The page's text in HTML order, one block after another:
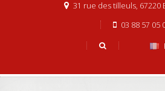
31 rue des tilleuls, 67220
03 88 57 05